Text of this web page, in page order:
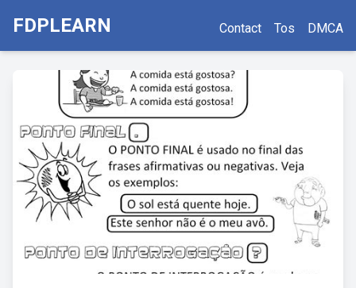
FDPLEARN Contact Tos DMCA